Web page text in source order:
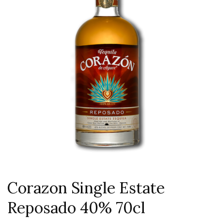
Corazon Single Estate
Reposado 40% 70cl